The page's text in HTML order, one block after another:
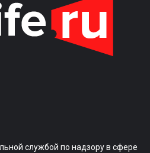
службой по надзору в сфере